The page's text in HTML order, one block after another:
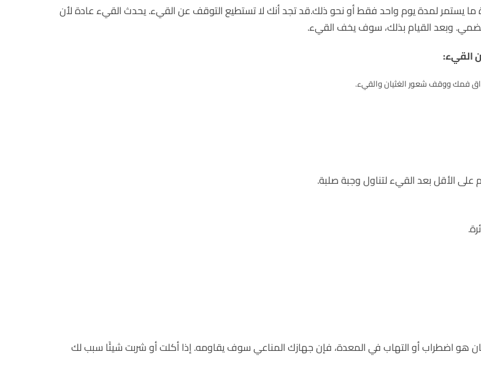
يستمر لمدة يوم واحد فقط أو نحو ذلك.قد تجد أنك لا تستطيع التوقف عن القيء. يحدث القيء عادة لأن
وبعد القيام بذلك، سوف يخف القيء.
القيء:
فمك ووقف شعور الغثيان والقيء.
على الأقل بعد القيء لتناول وجبة صلبة.
هو اضطراب أو التهاب في المعدة، فإن جهازك المناعي سوف يقاومه. إذا أكلت أو شربت شيئًا سبب لك